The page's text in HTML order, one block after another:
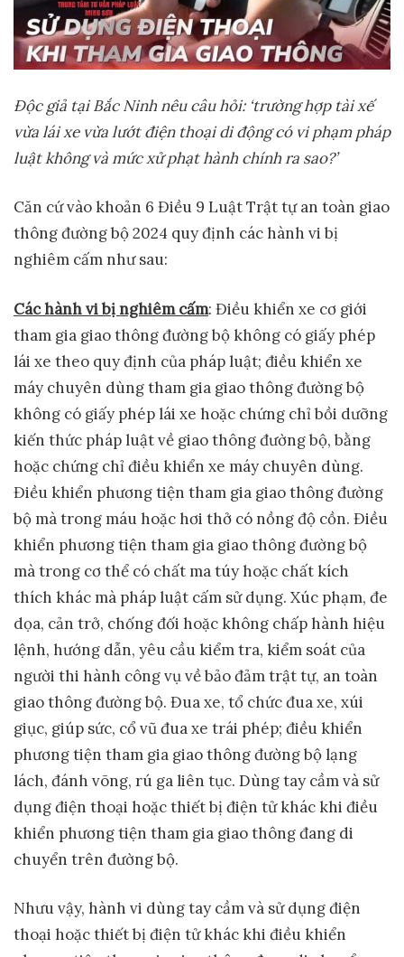
Độcgiả tại Bắc Ninh nêu câuhỏi: ‘trường hợp tài xế
vừa lái xe vừa lướt điện thoại di động có vi phạm pháp
luật không và mức xử phạt hành chính ra sao?’
Căn cứ vào khoản 6 Điều 9 Luật Trật tự an toàn giao
thông đường bộ 2024 quy định các hành vi bị
nghiêm cấm như sau:
Các hành vi bị nghiêm cấm: Điều khiển xe cơ giới
tham gia giao thông đường bộ không có giấy phép
lái xe theo quy định của pháp luật; điều khiển xe
máy chuyên dùng tham gia giao thông đường bộ
không có giấy phép lái xe hoặc chứng chỉ bồi dưỡng
kiến thức pháp luật về giao thông đường bộ, bằng
hoặc chứng chỉ điều khiển xe máy chuyên dùng.
Điều khiển phương tiện tham gia giao thông đường
bộ mà trong máu hoặc hơi thở có nồng độ cồn. Điều
khiển phương tiện tham gia giao thông đường bộ
mà trong cơ thể có chất ma túy hoặc chất kích
thích khác mà pháp luật cấm sử dụng. Xúc phạm, đe
dọa, cản trở, chống đối hoặc không chấp hành hiệu
lệnh, hướng dẫn, yêu cầu kiểm tra, kiểm soát của
người thi hành công vụ về bảo đảm trật tự, an toàn
giao thông đường bộ. Đua xe, tổ chức đua xe, xúi
giục, giúp sức, cổ vũ đua xe trái phép; điều khiển
phương tiện tham gia giao thông đường bộ lạng
lách, đánh võng, rú ga liên tục. Dùng tay cầm và sử
dụng điện thoại hoặc thiết bị điện tử khác khi điều
khiển phương tiện tham gia giao thông đang di
chuyển trên đường bộ.
Nhưu vậy, hành vi dùng tay cầm và sử dụng điện
thoại hoặc thiết bị điện tử khác khi điều khiển